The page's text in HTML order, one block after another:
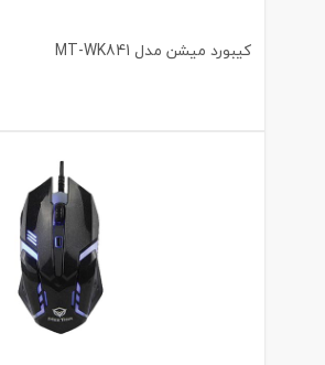
کیبورد میشن مدل MT-WK841